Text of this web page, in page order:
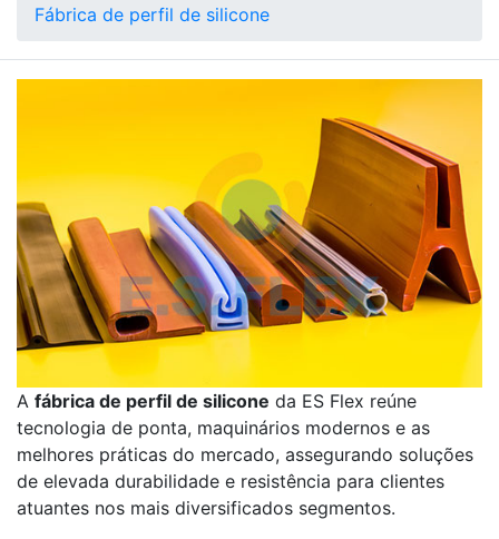
Fábrica de perfil de silicone
A fábrica de perfil de silicone da ES Flex reúne
tecnologia de ponta, maquinários modernos e as
melhores práticas do mercado, assegurando soluções
de elevada durabilidade e resistência para clientes
atuantes nos mais diversificados segmentos.